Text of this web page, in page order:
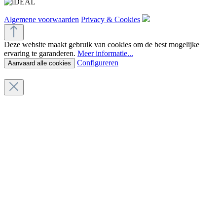
Algemene voorwaarden Privacy & Cookies
Deze website maakt gebruik van cookies om de best mogelijke
ervaring te garanderen. Meer informatie...
Aanvaard alle cookies Configureren